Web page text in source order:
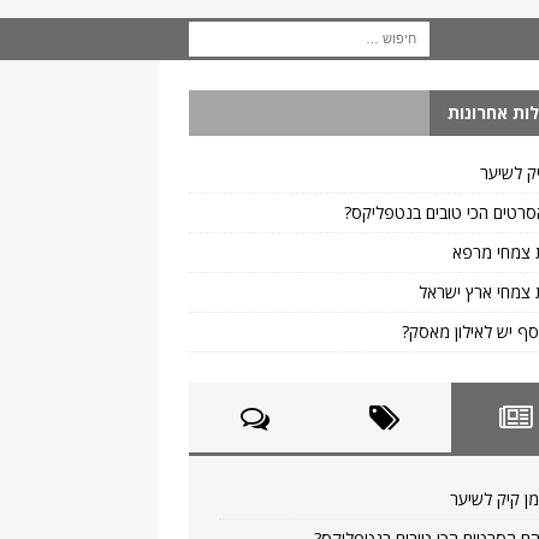
אחרונות
לשיער
הכי טובים בנטפליקס?
צמחי מרפא
צמחי ארץ ישראל
יש לאילון מאסק?
קיק לשיער